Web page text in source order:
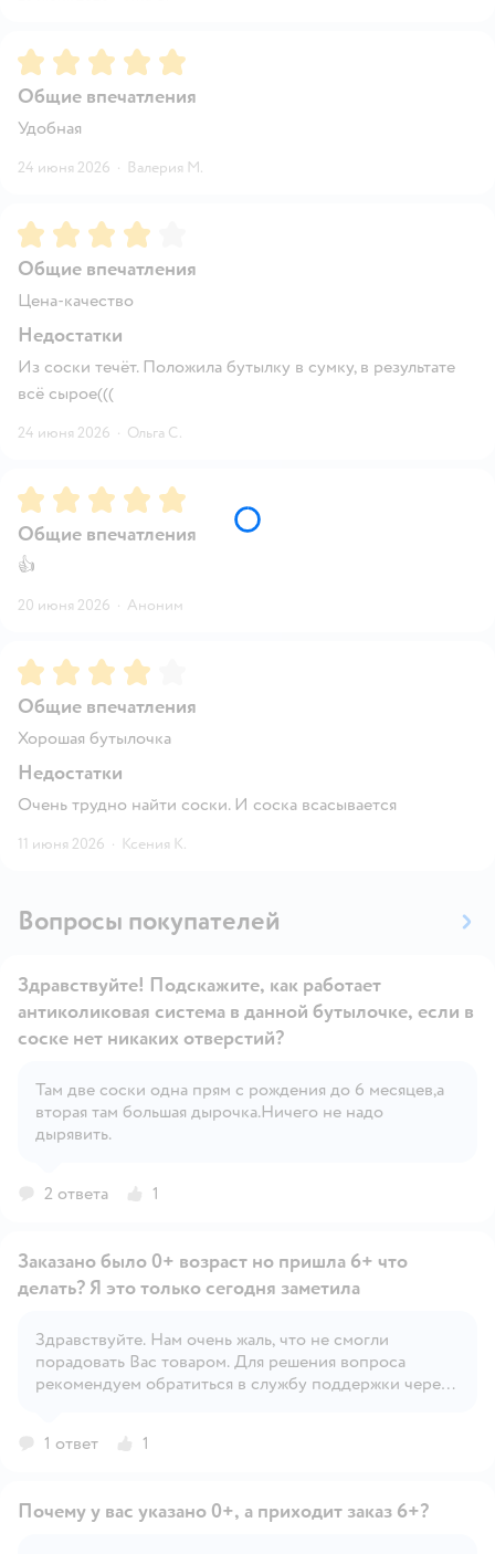
Рейтинг:5
Общие впечатления
Удобная
24 июня 2026 · Валерия М.
Рейтинг:4
Общие впечатления
Цена-качество
Недостатки
Из соски течёт. Положила бутылку в сумку, в результате
всё сырое(((
24 июня 2026 · Ольга С.
Рейтинг:5
Общие впечатления
👍
20 июня 2026 · Аноним
Рейтинг:4
Общие впечатления
Хорошая бутылочка
Недостатки
Очень трудно найти соски. И соска всасывается
11 июня 2026 · Ксения К.
Вопросы покупателей
Открыть вопрос
Здравствуйте! Подскажите, как работает
антиколиковая система в данной бутылочке, если в
соске нет никаких отверстий?
Там две соски одна прям с рождения до 6 месяцев,а
вторая там большая дырочка.Ничего не надо
дырявить.
2 ответа 1
Открыть вопрос
Заказано было 0+ возраст но пришла 6+ что
делать? Я это только сегодня заметила
Здравствуйте. Нам очень жаль, что не смогли
порадовать Вас товаром. Для решения вопроса
рекомендуем обратиться в службу поддержки через
1 ответ
1
Почему у вас указано 0+, а приходит заказ 6+?